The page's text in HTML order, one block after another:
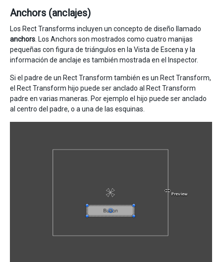
Anchors (anclajes)
Los Rect Transforms incluyen un concepto de diseño llamado
anchors . Los Anchors son mostrados como cuatro manijas
pequeñas con figura de triángulos en la Vista de Escena y la
información de anclaje es también mostrada en el Inspector.
Si el padre de un Rect Transform también es un Rect Transform,
el Rect Transform hijo puede ser anclado al Rect Transform
padre en varias maneras. Por ejemplo el hijo puede ser anclado
al centro del padre, o a una de las esquinas.